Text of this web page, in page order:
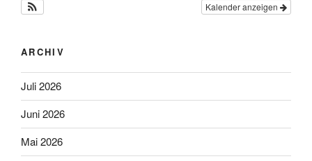
Kalender anzeigen
ARCHIV
Juli 2026
Juni 2026
Mai 2026